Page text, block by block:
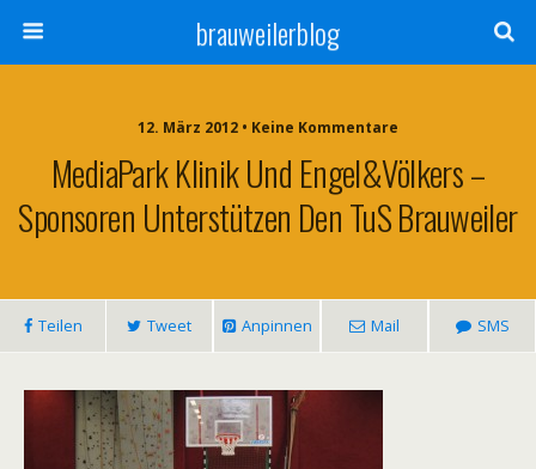
brauweilerblog
12. März 2012 • Keine Kommentare
MediaPark Klinik Und Engel&Völkers –
Sponsoren Unterstützen Den TuS Brauweiler
Teilen Tweet Anpinnen Mail SMS